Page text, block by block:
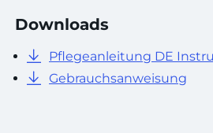
Downloads
Pflegeanleitung DE
Gebrauchsanweisung